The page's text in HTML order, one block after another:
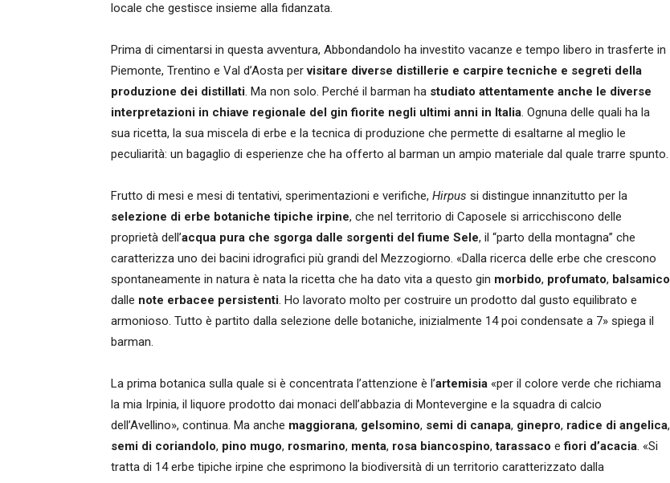
locale che gestisce insieme alla fidanzata.
Prima di cimentarsi in questa avventura, Abbondandolo ha investito vacanze e tempo libero in trasferte in
Piemonte, Trentino e Val d’Aosta pervisitare diverse distillerie e carpire tecniche e segreti della
produzione dei distillati. Ma non solo. Perché il barman ha studiato attentamente anche le diverse
interpretazioni in chiave regionale del gin fiorite negli ultimi anni in Italia. Ognuna delle quali ha la
sua ricetta, la sua miscela di erbe e la tecnica di produzione che permette di esaltarne al meglio le
peculiarità: un bagaglio di esperienze che ha offerto al barman un ampio materiale dal quale trarre spunto.
Frutto di mesi e mesi di tentativi, sperimentazioni e verifiche, Hirpus si distingue innanzitutto per la
selezione di erbe botaniche tipiche irpine, che nel territorio di Caposele si arricchiscono delle
proprietà dell’acqua pura che sgorga dalle sorgenti del fiume Sele, il “parto della montagna” che
caratterizza uno dei bacini idrografici più grandi del Mezzogiorno. «Dalla ricerca delle erbe che crescono
spontaneamente in natura è nata la ricetta che ha dato vita a questo gin morbido, profumato, balsamico
dalle note erbacee persistenti. Ho lavorato molto per costruire un prodotto dal gusto equilibrato e
armonioso. Tutto è partito dalla selezione delle botaniche, inizialmente 14 poi condensate a 7» spiega il
barman.
La prima botanica sulla quale si è concentrata l’attenzione è l’artemisia «per il colore verde che richiama
la mia Irpinia, il liquore prodotto dai monaci dell’abbazia di Montevergine e la squadra di calcio
dell’Avellino», continua. Ma anche maggiorana, gelsomino, semi di canapa, ginepro, radice di angelica,
semi di coriandolo, pino mugo, rosmarino, menta, rosa biancospino,tarassaco efiori d’acacia. «Si
tratta di 14 erbe tipiche irpine che esprimono la biodiversità di un territorio caratterizzato dalla